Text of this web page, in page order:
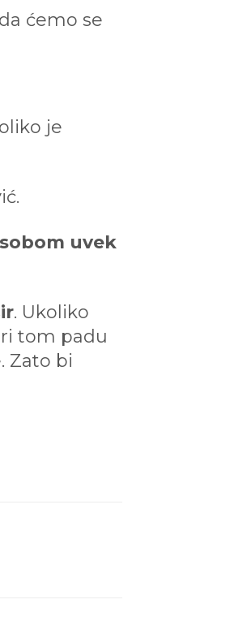
ćemo se
je
uvek
. Ukoliko
tom padu
Zato bi